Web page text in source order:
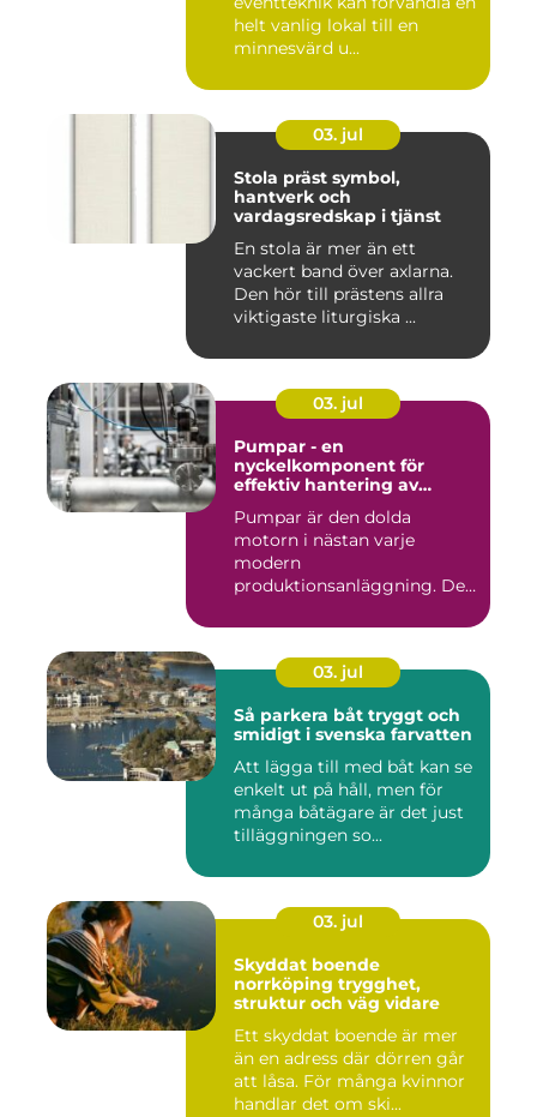
helt vanlig lokal till en
minnesvärd u...
03. jul
Stola präst symbol,
hantverk och
vardagsredskap i tjänst
En stola är mer än ett
vackert band över axlarna.
Den hör till prästens allra
viktigaste liturgiska ...
03. jul
Pumpar - en
nyckelkomponent för
effektiv hantering av
Pumpar är den dolda
motorn i nästan varje
modern
produktionsanläggning. De
03. jul
Så parkera båt tryggt och
smidigt i svenska farvatten
Att lägga till med båt kan se
enkelt ut på håll, men för
många båtägare är det just
tilläggningen so...
03. jul
Skyddat boende
norrköping trygghet,
struktur och väg vidare
Ett skyddat boende är mer
än en adress där dörren går
att låsa. För många kvinnor
handlar det om ski...